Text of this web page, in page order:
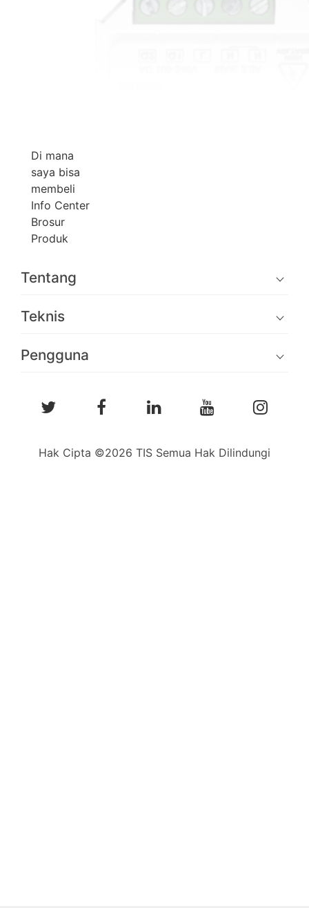
Di mana
saya bisa
membeli
Info Center
Brosur
Produk
Tentang
Teknis
Pengguna
Hak Cipta ©2026 TIS Semua Hak Dilindungi